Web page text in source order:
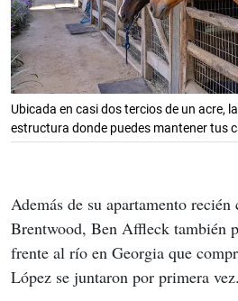
Ubicada en casi dos tercios de un acre,
estructura donde puedes mantener tus
Además de su apartamento recién
Brentwood, Ben Affleck también
frente al río en Georgia que
López se juntaron por primera vez.